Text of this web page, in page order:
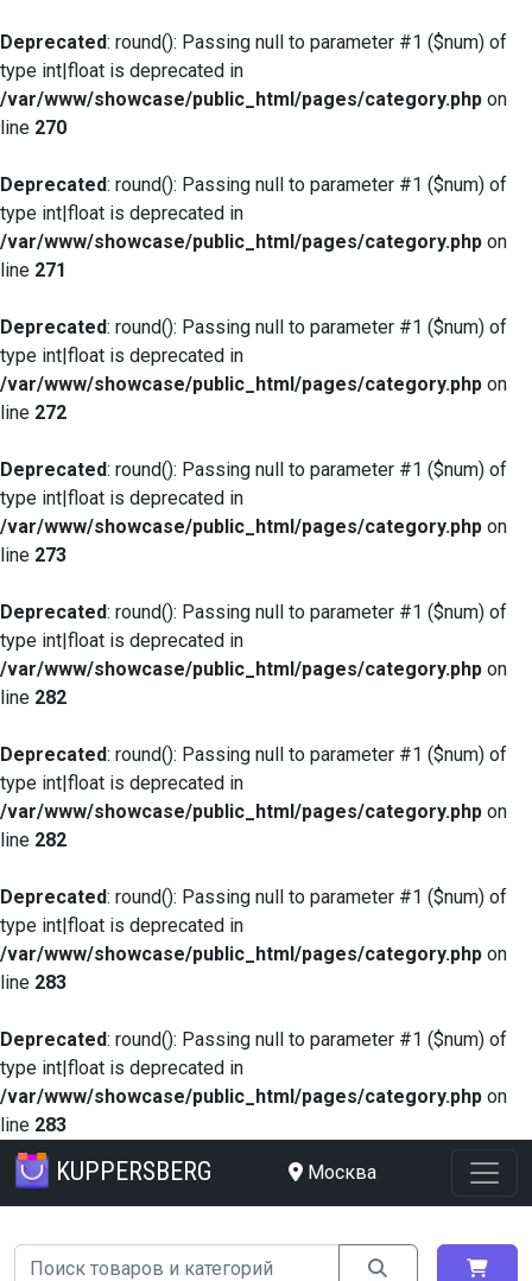
Deprecated: round(): Passing null to parameter #1 ($num) of
type int|float is deprecated in
/var/www/showcase/public_html/pages/category.php on
line 270
Deprecated: round(): Passing null to parameter #1 ($num) of
type int|float is deprecated in
/var/www/showcase/public_html/pages/category.php on
line 271
Deprecated: round(): Passing null to parameter #1 ($num) of
type int|float is deprecated in
/var/www/showcase/public_html/pages/category.php on
line 272
Deprecated: round(): Passing null to parameter #1 ($num) of
type int|float is deprecated in
/var/www/showcase/public_html/pages/category.php on
line 273
Deprecated: round(): Passing null to parameter #1 ($num) of
type int|float is deprecated in
/var/www/showcase/public_html/pages/category.php on
line 282
Deprecated: round(): Passing null to parameter #1 ($num) of
type int|float is deprecated in
/var/www/showcase/public_html/pages/category.php on
line 282
Deprecated: round(): Passing null to parameter #1 ($num) of
type int|float is deprecated in
/var/www/showcase/public_html/pages/category.php on
line 283
Deprecated: round(): Passing null to parameter #1 ($num) of
type int|float is deprecated in
/var/www/showcase/public_html/pages/category.php on
line 283
KUPPERSBERG Москва